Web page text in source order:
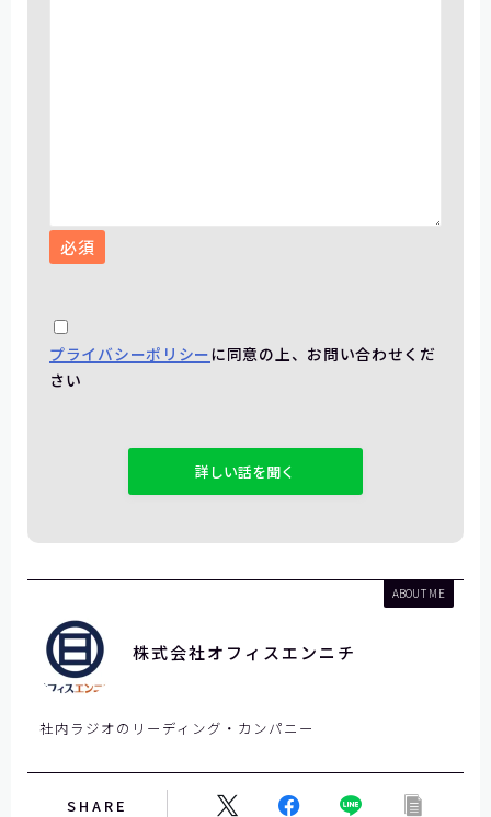
必須
プライバシーポリシーに同意の上、お問い合わせくだ
さい
ー
は
空
の
ま
ま
し
ABOUT ME
株式会社オフィスエンニチ
社内ラジオのリーディング・カンパニー
SHARE